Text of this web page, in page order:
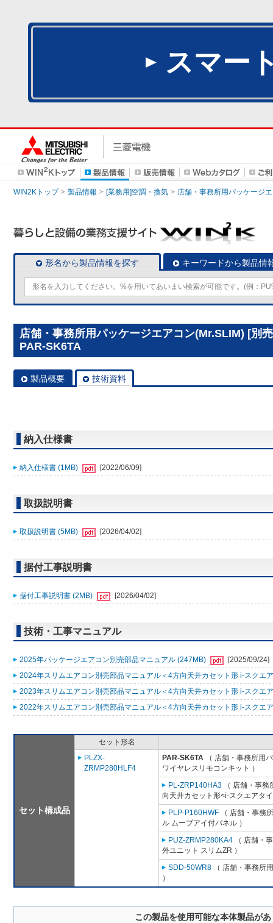
スマー
WIN2Kトップ 製品情報 [業務用]空調・換気 店舗・事務所用パッケージ
形名から製品情報を探す キーワードから製品情
店舗・事務所用パッケージエアコン(Mr.SLIM) [別
PAR-SK6TA
製品概要 技術資料
納入仕様書
納入仕様書 (1MB) [2022/06/09]
取扱説明書
取扱説明書 (5MB) [2026/04/02]
据付工事説明書
据付工事説明書 (2MB) [2026/04/02]
技術・工事マニュアル
2025年パッケージエアコン別売部品マニュアル (247MB)
[2025/09/24]
2024年スリムエアコン別売部品マニュアル＜4方向天井カセット形 i-スクエ
2023年スリムエアコン別売部品マニュアル＜4方向天井カセット形 i-スクエ
2022年スリムエアコン別売部品マニュアル＜4方向天井カセット形 i-スクエ
セット構成品
セット形名
PLZX-
ZRMP280HLF4
PAR-SK6TA （ 店舗・事務所用
ワイヤレスリモコンキット ）
PL-ZRP140HA3 （ 店舗・事
向天井カセット形<i-スクエアタ
PLP-P160HWF （ 店舗・事務
ル ムーブアイ付パネル ）
PUZ-ZRMP280KA4 （ 店舗・
外ユニット スリムZR ）
SDD-50WR8 （ 店舗・事務所
）
この製品を使用可能な本体製品が